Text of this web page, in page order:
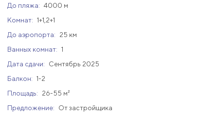
До пляжа: 4000 м
Комнат: 1+1,2+1
До аэропорта:
25 км
Ванных комнат: 1
Дата сдачи:
Сентябрь 2025
Балкон: 1-2
Площадь:
26-55 м²
Предложение:
От застройщика